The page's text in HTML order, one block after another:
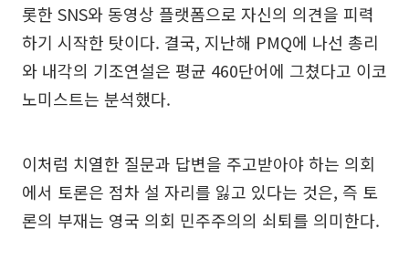
롯한 SNS와 동영상 플랫폼으로 자신의 의견을 피력
하기 시작한 탓이다. 결국, 지난해 PMQ에 나선 총리
와 내각의 기조연설은 평균 460단어에 그쳤다고 이코
노미스트는 분석했다.
이처럼 치열한 질문과 답변을 주고받아야 하는 의회
에서 토론은 점차 설 자리를 잃고 있다는 것은, 즉 토
론의 부재는 영국 의회 민주주의의 쇠퇴를 의미한다.